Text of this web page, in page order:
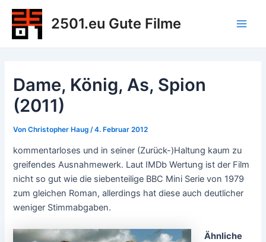
Zum
Inhalt
springen
2501.eu Gute Filme
Dame, König, As, Spion
(2011)
VonChristopher Haug/4. Februar 2012
kommentarloses und in seiner (Zurück-)Haltung kaum zu
greifendes Ausnahmewerk. Laut IMDb Wertung ist der Film
nicht so gut wie die siebenteilige BBC Mini Serie von 1979
zum gleichen Roman, allerdings hat diese auch deutlicher
weniger Stimmabgaben.
Ähnliche